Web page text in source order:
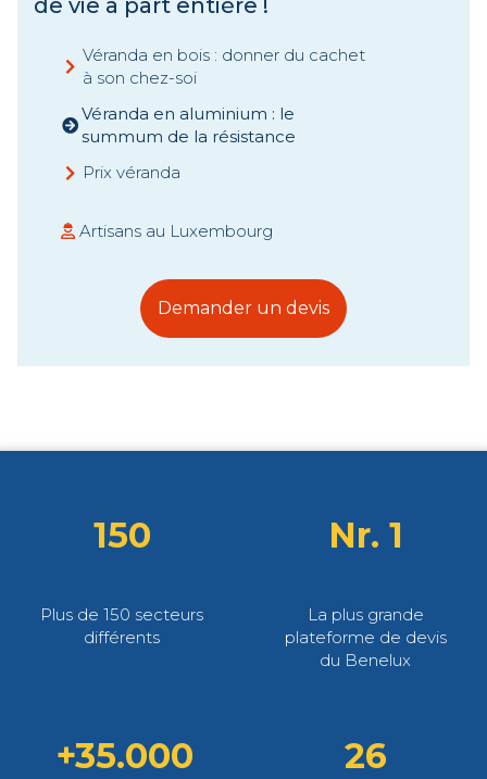
de vie à part entière !
Véranda en bois : donner du cachet
à son chez-soi
Véranda en aluminium : le
summum de la résistance
Prix véranda
Artisans au Luxembourg
Demander un devis
150
Plus de 150 secteurs
différents
Nr. 1
La plus grande
plateforme de devis
du Benelux
+35.000 26